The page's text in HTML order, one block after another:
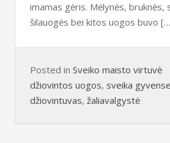
imamas gėris. Mėlynės, bruknės,
šilauogės bei kitos uogos buvo
Posted in Sveiko maisto virtuvė
džiovintos uogos, sveika
džiovintuvas, žaliavalgystė